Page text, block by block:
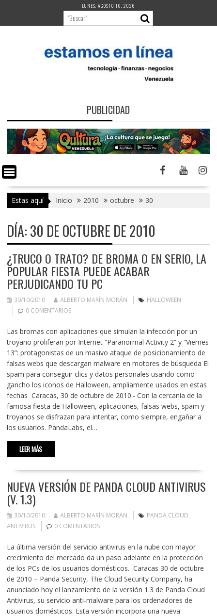
contenido
LUNES, AGOSTO 10, 2026
PUBLICIDAD
Estas aquí Inicio 2010 octubre 30
DÍA:30 DE OCTUBRE DE 2010
¿TRUCO O TRATO? DE BROMA O EN SERIO, LA
POPULAR FIESTA PUEDE ACABAR
PERJUDICANDO TU PC
30/10/2010 ALBERTO MARÍN MORÁN
HALLOWEEN
0 COMENTARIOS
Las bromas con aplicaciones que simulan la infección por un
troyano proliferan por Internet “Paranormal Activity 2” y “Viernes
13”: protagonistas de un masivo ataque de posicionamiento de
falsas webs que descargan malware en motores de búsqueda El
spam para conseguir clics y datos personales usando como
gancho los iconos de Halloween, ampliamente usados en estas
fechas Caracas, 30 de octubre de 2010.- Con la cercanía de la
famosa fiesta de Halloween, aplicaciones, falsas webs, spam y
troyanos se disfrazan para intentar, como siempre, engañar a
los usuarios. PandaLabs, el…
LEER MÁS
NUEVA VERSIÓN DE PANDA CLOUD ANTIVIRUS
(V. 1.3)
30/10/2010 ALBERTO MARÍN MORÁN
PANDA CLOUD
ANTIVIRUS
0 COMENTARIOS
La última versión del servicio antivirus en la nube con mayor
crecimiento del mercado da un paso adelante en la protección
de los PCs de los usuarios domésticos. Caracas 30 de octubre
de 2010 – Panda Security, The Cloud Security Company, ha
anunciado hoy el lanzamiento de la versión 1.3 de Panda Cloud
Antivirus, su servicio anti-malware para los ordenadores de
usuarios domésticos. Esta versión incorpora una nueva